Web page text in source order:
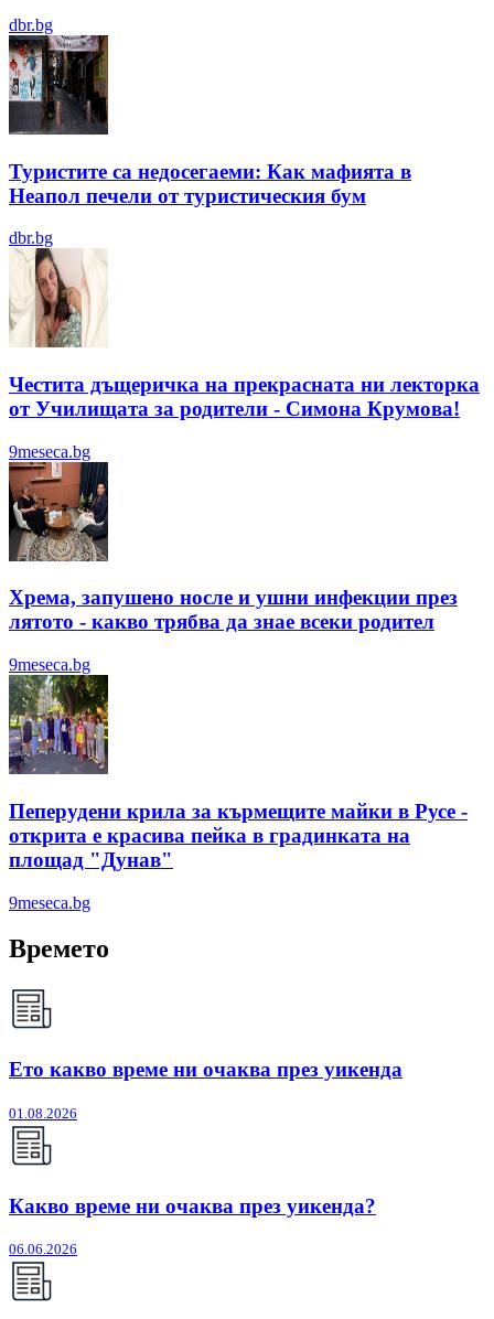
dbr.bg
Туристите са недосегаеми: Как мафията в
Неапол печели от туристическия бум
dbr.bg
Честита дъщеричка на прекрасната ни лекторка
от Училищата за родители - Симона Крумова!
9meseca.bg
Хрема, запушено носле и ушни инфекции през
лятотo - какво трябва да знае всеки родител
9meseca.bg
Пеперудени крила за кърмещите майки в Русе -
открита е красива пейка в градинката на
площад "Дунав"
9meseca.bg
Времето
Ето какво време ни очаква през уикенда
01.08.2026
Какво време ни очаква през уикенда?
06.06.2026